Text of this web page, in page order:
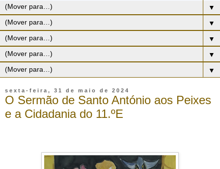
▼
▼
▼
▼
▼
sexta-feira, 31 de maio de 2024
O Sermão de Santo António aos Peixes
e a Cidadania do 11.ºE